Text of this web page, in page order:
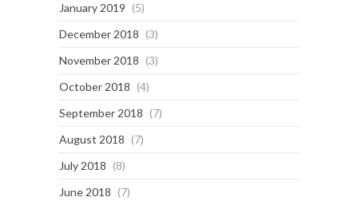
January 2019 (5)
December 2018 (3)
November 2018 (3)
October 2018 (4)
September 2018 (7)
August 2018 (7)
July 2018 (8)
June 2018 (7)